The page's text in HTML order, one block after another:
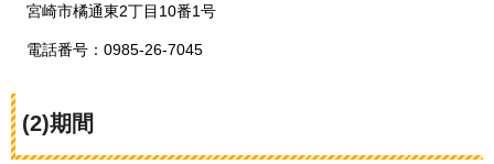
宮崎市橘通東2丁目10番1号
電話番号：0985-26-7045
(2)期間